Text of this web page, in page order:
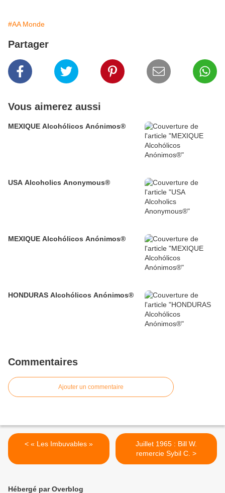
#AA Monde
Partager
Vous aimerez aussi
MEXIQUE Alcohólicos Anónimos®
USA Alcoholics Anonymous®
MEXIQUE Alcohólicos Anónimos®
HONDURAS Alcohólicos Anónimos®
Commentaires
Ajouter un commentaire
< « Les Imbuvables »
Juillet 1965 : Bill W.
remercie Sybil C. >
Hébergé par Overblog